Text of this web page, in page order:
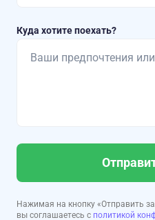
Куда хотите поехать?
Нажимая на кнопку «Отправить
вы соглашаетесь с политикой